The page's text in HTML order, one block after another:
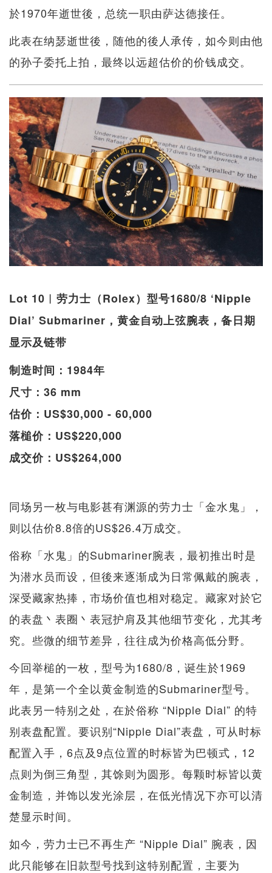
於1970年逝世後，总统一职由萨达德接任。
此表在纳瑟逝世後，随他的後人承传，如今则由他
的孙子委托上拍，最终以远超估价的价钱成交。
Lot 10︱劳力士（Rolex）型号1680/8 ‘Nipple
Dial’ Submariner，黄金自动上弦腕表，备日期
显示及链带
制造时间：1984年
尺寸：36 mm
估价：US$30,000 - 60,000
落槌价：US$220,000
成交价：US$264,000
同场另一枚与电影甚有渊源的劳力士「金水鬼」，
则以估价8.8倍的US$26.4万成交。
俗称「水鬼」的Submariner腕表，最初推出时是
为潜水员而设，但後来逐渐成为日常佩戴的腕表，
深受藏家热捧，市场价值也相对稳定。藏家对於它
的表盘丶表圈丶表冠护肩及其他细节变化，尤其考
究。些微的细节差异，往往成为价格高低分野。
今回举槌的一枚，型号为1680/8，诞生於1969
年，是第一个全以黄金制造的Submariner型号。
此表另一特别之处，在於俗称 “Nipple Dial” 的特
别表盘配置。要识别“Nipple Dial”表盘，可从时标
配置入手，6点及9点位置的时标皆为巴顿式，12
点则为倒三角型，其馀则为圆形。每颗时标皆以黄
金制造，并饰以发光涂层，在低光情况下亦可以清
楚显示时间。
如今，劳力士已不再生产 “Nipple Dial” 腕表，因
此只能够在旧款型号找到这特别配置，主要为